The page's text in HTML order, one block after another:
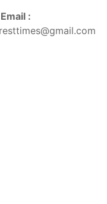
Email :